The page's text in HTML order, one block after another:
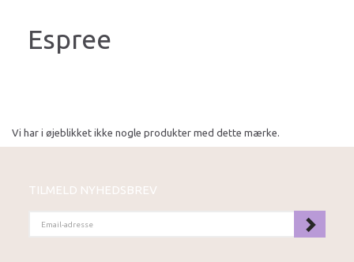
Espree
Vi har i øjeblikket ikke nogle produkter med dette mærke.
TILMELD NYHEDSBREV
ADRESSE